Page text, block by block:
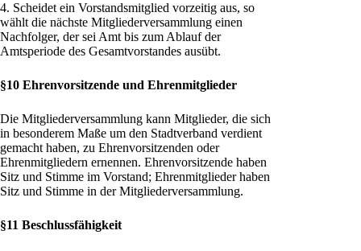
4. Scheidet ein Vorstandsmitglied vorzeitig aus, so
wählt die nächste Mitgliederversammlung einen
Nachfolger, der sei Amt bis zum Ablauf der
Amtsperiode des Gesamtvorstandes ausübt.
§10 Ehrenvorsitzende und Ehrenmitglieder
Die Mitgliederversammlung kann Mitglieder, die sich
in besonderem Maße um den Stadtverband verdient
gemacht haben, zu Ehrenvorsitzenden oder
Ehrenmitgliedern ernennen. Ehrenvorsitzende haben
Sitz und Stimme im Vorstand; Ehrenmitglieder haben
Sitz und Stimme in der Mitgliederversammlung.
§11 Beschlussfähigkeit